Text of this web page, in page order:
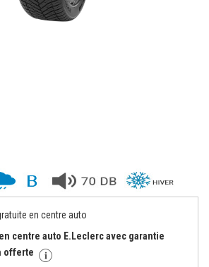
en centre auto
centre auto E.Leclerc avec garantie
offerte